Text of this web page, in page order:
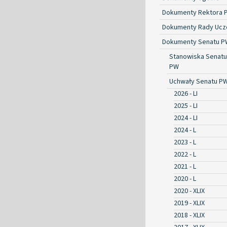
Dokumenty Rektora
Dokumenty Rady
Dokumenty Senatu
Stanowiska Senatu
PW
Uchwały Senatu
2026 - LI
2025 - LI
2024 - LI
2024 - L
2023 - L
2022 - L
2021 - L
2020 - L
2020 - XLIX
2019 - XLIX
2018 - XLIX